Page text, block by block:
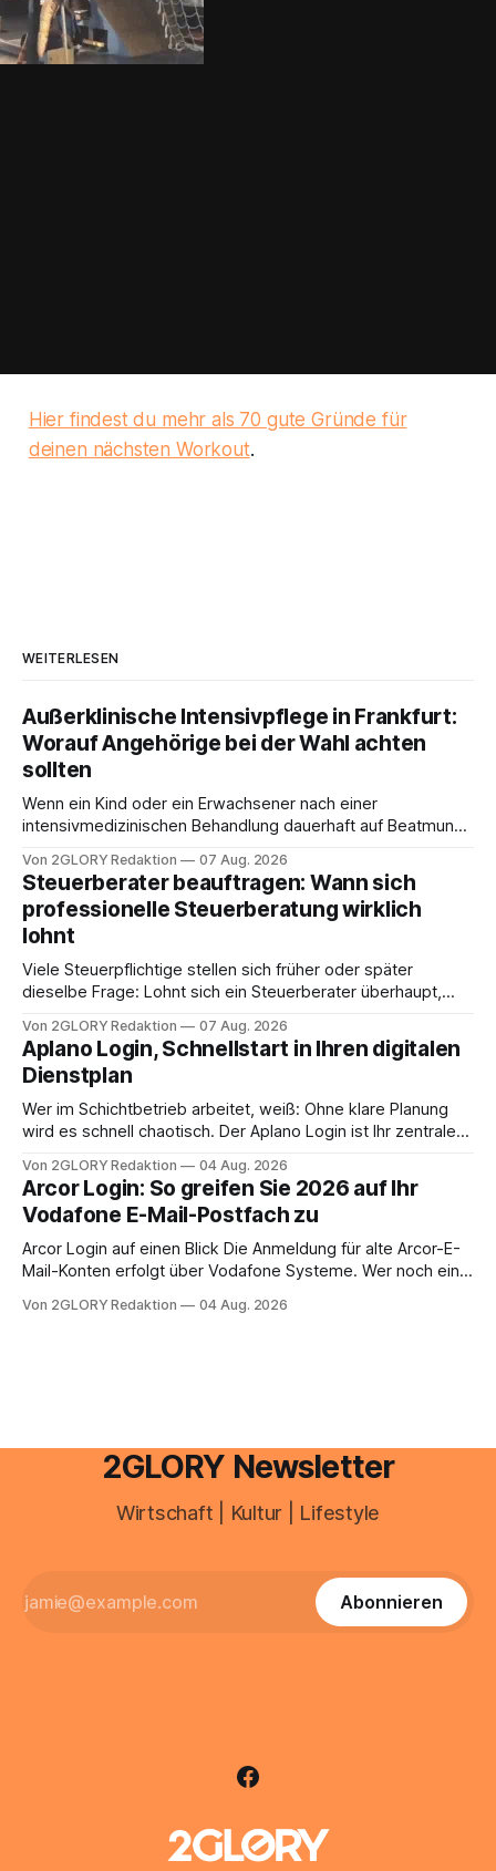
Hier findest du mehr als 70 gute Gründe für
deinen nächsten Workout.
WEITERLESEN
Außerklinische Intensivpflege in Frankfurt:
Worauf Angehörige bei der Wahl achten
sollten
Wenn ein Kind oder ein Erwachsener nach einer
intensivmedizinischen Behandlung dauerhaft auf Beatmung
angewiesen ist, stellt sich für Familien eine schwierige
Frage: Muss die Versorgung dauerhaft in der Klinik bleiben –
oder ist ein Leben zu Hause möglich? Die außerklinische
Intensivpflege bietet genau diese Alternative: Sie
Von 2GLORY Redaktion 07 Aug. 2026
Steuerberater beauftragen: Wann sich
professionelle Steuerberatung wirklich
lohnt
Viele Steuerpflichtige stellen sich früher oder später
dieselbe Frage: Lohnt sich ein Steuerberater überhaupt,
erledigen? Die kurze Antwort: Bei einfachen
Einkommensverhältnissen reicht häufig eine Steuersoftware
aus – sobald jedoch mehrere Einkunftsarten
zusammentreffen oder größere finanzielle Veränderungen
anstehen, zahlt sich professionelle Unterstützung meist
Von 2GLORY Redaktion 07 Aug. 2026
Aplano Login, Schnellstart in Ihren digitalen
Dienstplan
Wer im Schichtbetrieb arbeitet, weiß: Ohne klare Planung
wird es schnell chaotisch. Der Aplano Login ist Ihr zentraler
abwesenheiten und die gesamte kommunikation rund um
Ihr personal digital zu organisieren. In diesem Leitfaden
erfahren Sie alles, was Sie für einen reibungslosen Einstieg
brauchen, von der Registrierung
Von 2GLORY Redaktion 04 Aug. 2026
Arcor Login: So greifen Sie 2026 auf Ihr
Vodafone E-Mail-Postfach zu
Arcor Login auf einen Blick Die Anmeldung für alte Arcor-E-
Mail-Konten erfolgt über Vodafone Systeme. Wer noch eine
besitzt, loggt sich heute über das Vodafone E-Mail & Cloud
Von 2GLORY Redaktion 04 Aug. 2026
2GLORY Newsletter
Wirtschaft | Kultur | Lifestyle
Abonnieren